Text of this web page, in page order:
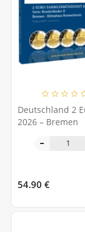
Deutschland 2
2026 – Bremen
54.90 €